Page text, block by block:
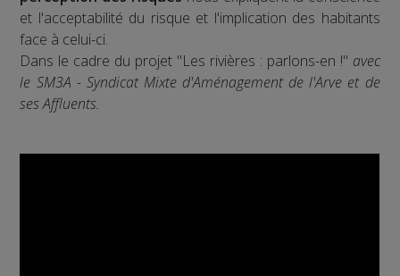
et l'acceptabilité du risque et l'implication des habitants
face à celui-ci.
Dans le cadre du projet "Les rivières : parlons-en !" avec
le SM3A - Syndicat Mixte d'Aménagement de l'Arve et de
ses Affluents.